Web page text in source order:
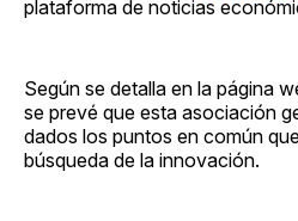
plataforma de noticias
Según se detalla en la página
se prevé que esta asociación
dados los puntos en común
búsqueda de la innovación.